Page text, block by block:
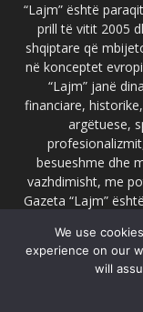
“Lajm” është
prill të vitit 2005
shqiptare që
në konceptet
“Lajm” janë
financiare,
argëtuese,
besueshme dhe
vazhdimisht, me
Gazeta “Lajm”
faqja zyrtare e
ndër
We use
experience on our
will